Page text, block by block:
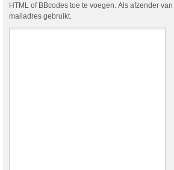
HTML of BBcodes toe te voegen. Als afzender
mailadres gebruikt.